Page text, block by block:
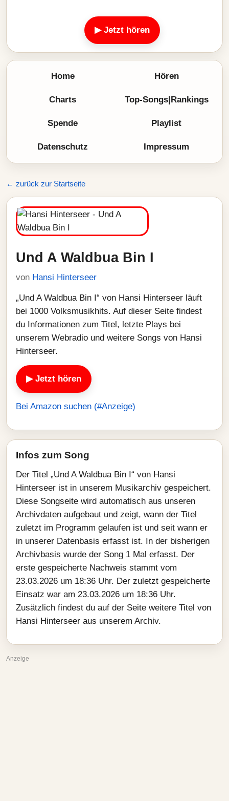
▶ Jetzt hören
Home Hören
Charts Top-Songs|Rankings
Spende Playlist
Datenschutz Impressum
← zurück zur Startseite
Und A Waldbua Bin I
von Hansi Hinterseer
„Und A Waldbua Bin I“ von Hansi Hinterseer läuft
bei 1000 Volksmusikhits. Auf dieser Seite findest
du Informationen zum Titel, letzte Plays bei
unserem Webradio und weitere Songs von Hansi
Hinterseer.
▶ Jetzt hören
Bei Amazon suchen (#Anzeige)
Infos zum Song
Der Titel „Und A Waldbua Bin I“ von Hansi
Hinterseer ist in unserem Musikarchiv gespeichert.
Diese Songseite wird automatisch aus unseren
Archivdaten aufgebaut und zeigt, wann der Titel
zuletzt im Programm gelaufen ist und seit wann er
in unserer Datenbasis erfasst ist. In der bisherigen
Archivbasis wurde der Song 1 Mal erfasst. Der
erste gespeicherte Nachweis stammt vom
23.03.2026 um 18:36 Uhr. Der zuletzt gespeicherte
Einsatz war am 23.03.2026 um 18:36 Uhr.
Zusätzlich findest du auf der Seite weitere Titel von
Hansi Hinterseer aus unserem Archiv.
Anzeige